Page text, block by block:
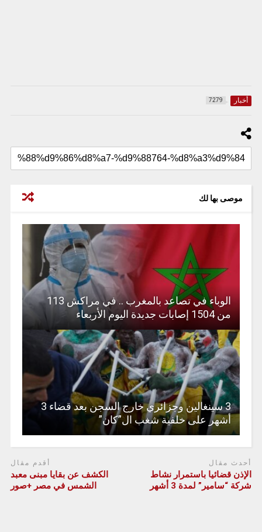
أخبار 7279
موصى بها لك
الوباء في تصاعد بالمغرب .. في مراكش 113
من 1504 إصابات جديدة اليوم الأربعاء
3 سينغالين وجزائري خارج السجن بعد قضاء 3
أشهر على خلفية شغب ال”كان”
أحدث مقال
الإذن قضائيا باستمرار نشاط
شركة “سامير” لمدة 3 أشهر
أقدم مقال
الكشف عن بقايا مبنى معبد
الشمس في مصر +صور